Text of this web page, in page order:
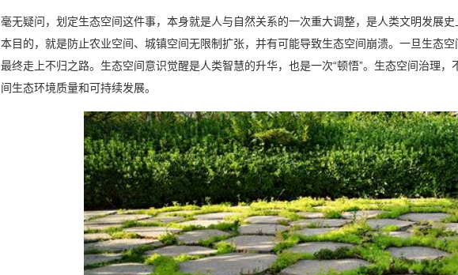
毫无疑问，划定生态空间这件事，本身就是人与自然关系的一次重大调整，是人类文明发展
本目的，就是防止农业空间、城镇空间无限制扩张，并有可能导致生态空间崩溃。一旦生态
最终走上不归之路。生态空间意识觉醒是人类智慧的升华，也是一次“顿悟”。生态空间治理
间生态环境质量和可持续发展。